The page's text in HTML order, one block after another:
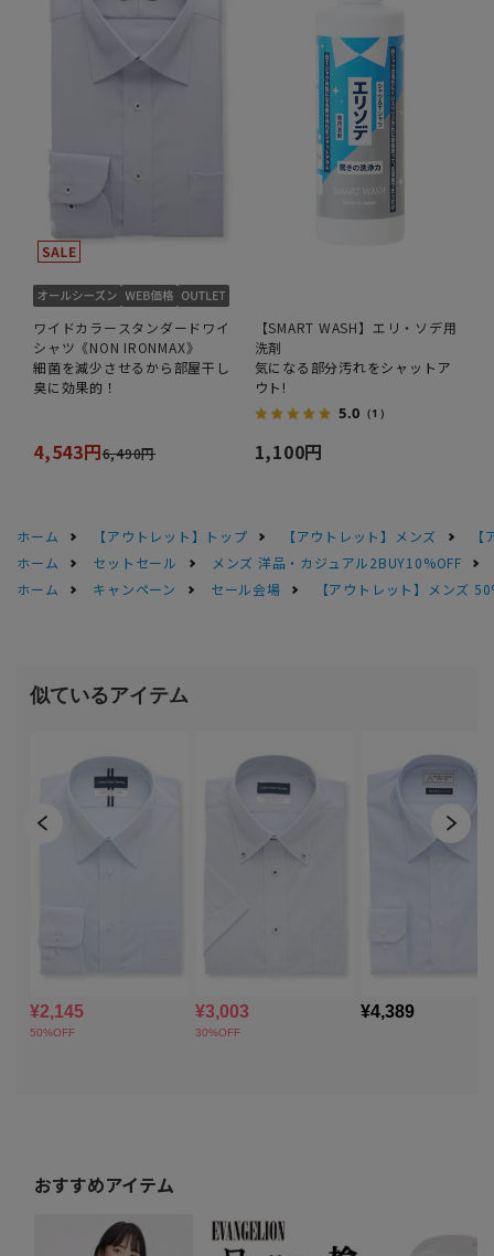
ワイドカラースタンダードワイ
シャツ《NON IRONMAX》
細菌を減少させるから部屋干し
臭に効果的！
4,543円6,490円
【SMART WASH】エリ・ソデ用
洗剤
気になる部分汚れをシャットア
ウト!
5.0 （1）
1,100円
ホーム 【アウトレット】トップ 【アウトレット】メンズ
ホーム
セットセール
メンズ 洋品・カジュアル2BUY10%OFF
ホーム
キャンペーン セール会場 【アウトレット】メンズ